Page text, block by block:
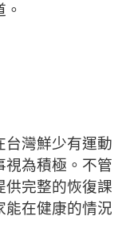
台灣鮮少有運動
視為積極。不管
供完整的恢復課
能在健康的情況